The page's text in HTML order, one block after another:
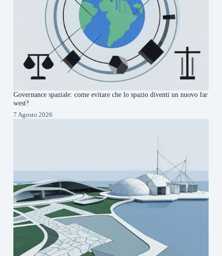
Governance spaziale: come evitare che lo spazio diventi un nuovo far
west?
7 Agosto 2026